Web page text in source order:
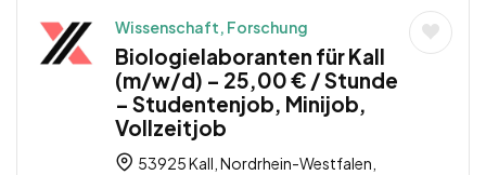
Wissenschaft, Forschung
Biologielaboranten für Kall
(m/w/d) – 25,00 € / Stunde
– Studentenjob, Minijob,
Vollzeitjob
53925 Kall, Nordrhein-Westfalen,